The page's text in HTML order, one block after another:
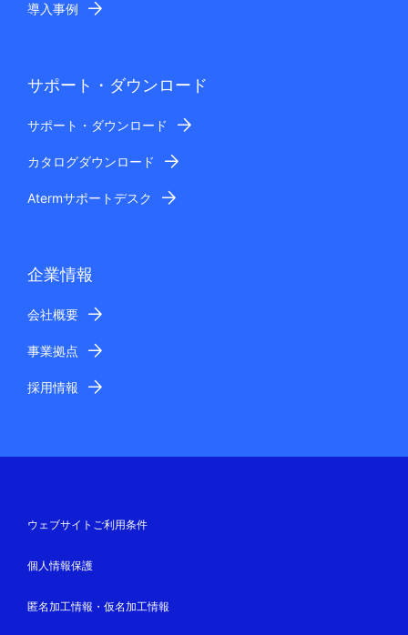
導入事例
サポート・ダウンロード
サポート・ダウンロード
カタログダウンロード
Atermサポートデスク
企業情報
会社概要
事業拠点
採用情報
ウェブサイトご利用条件
個人情報保護
匿名加工情報・仮名加工情報